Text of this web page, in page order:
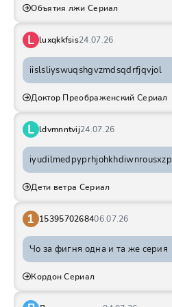
Объятия лжи Сериал
L luxqkkfsis24.07.26
iislsliyswuqshgvzmdsqdrfjqvjol
Доктор Преображенский Сериал
L ldvmnntvij24.07.26
iyudilmedpyprhjohkhdiwnrousxzp
Дети ветра Сериал
1 1539570268406.07.26
Чо за фигня одна и та же серия
Кордон Сериал